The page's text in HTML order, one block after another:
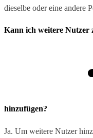
dieselbe oder eine andere
Kann ich weitere Nutzer
hinzufügen?
Ja. Um weitere Nutzer